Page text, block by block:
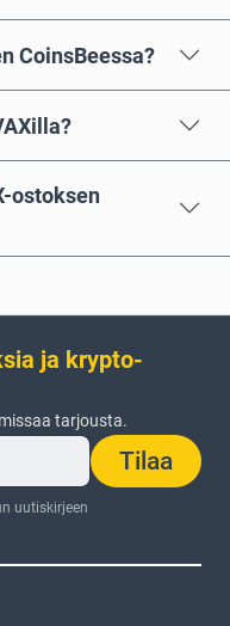
CoinsBeessa?
ostoksen
ja krypto-
tarjousta.
Tilaa
uutiskirjeen